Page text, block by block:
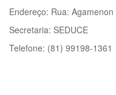
Endereço: Rua:
Secretaria: SEDUCE
Telefone: (81) 99198-1361